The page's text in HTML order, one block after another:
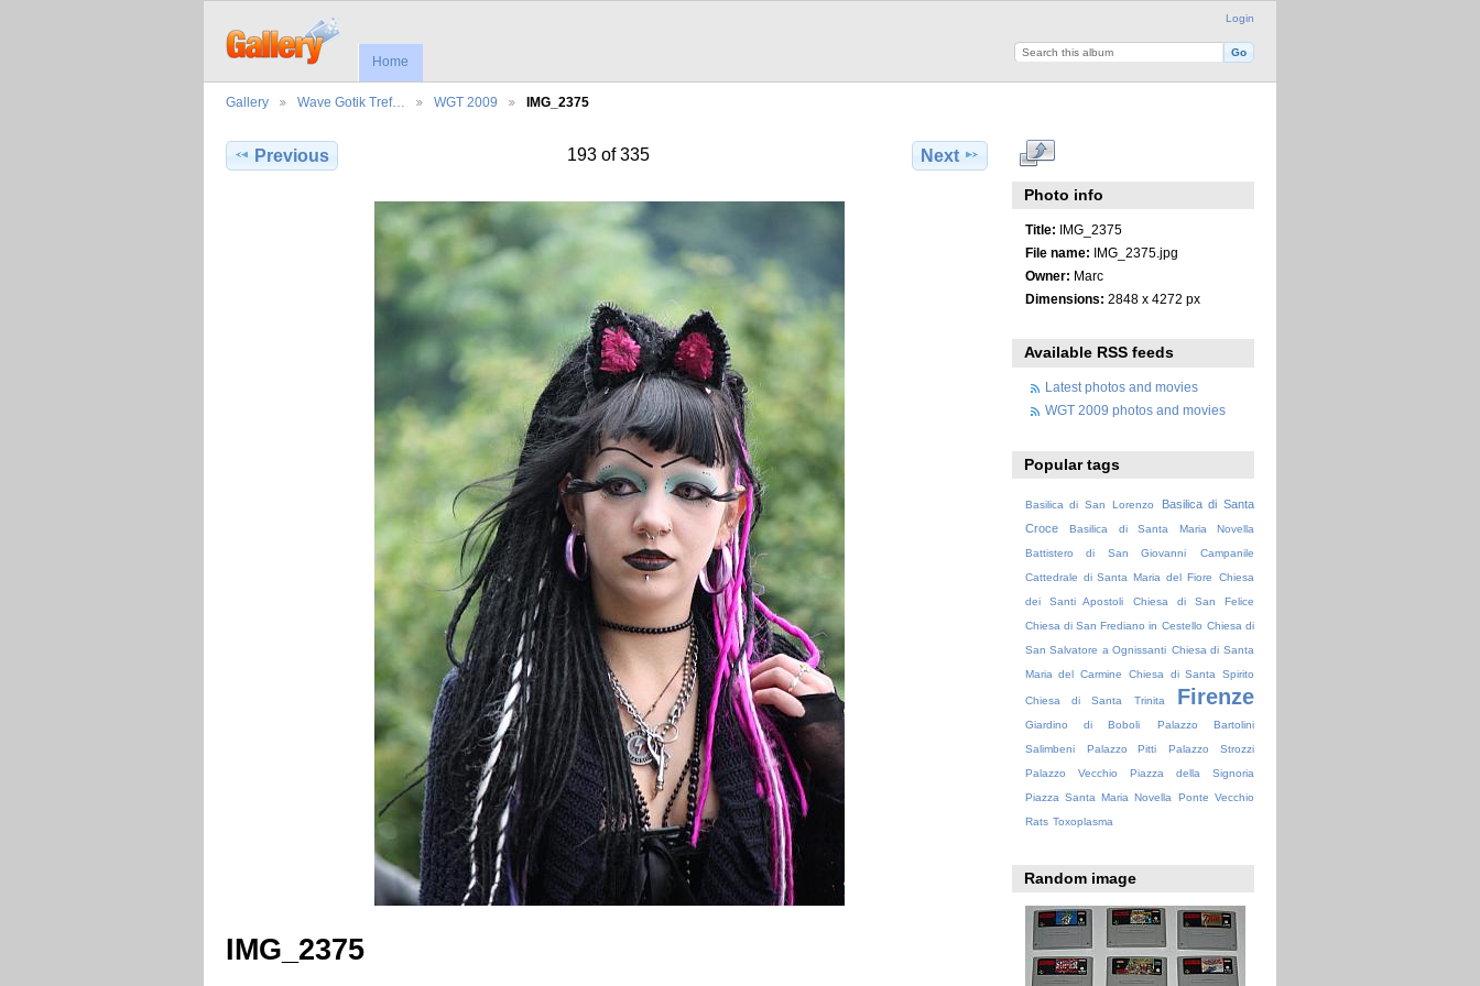
Login
Home
Gallery Wave Gotik Tref… WGT 2009 IMG_2375
Previous 193 of 335 Next
IMG_2375
Photo info
Title: IMG_2375
File name: IMG_2375.jpg
Owner: Marc
Dimensions: 2848 x 4272 px
Available RSS feeds
Latest photos and movies
WGT 2009 photos and movies
Popular tags
Basilica di San Lorenzo
Basilica di Santa
Croce
Basilica di Santa Maria Novella
Battistero di San Giovanni
Campanile
Cattedrale di Santa Maria del Fiore
Chiesa
dei Santi Apostoli
Chiesa di San Felice
Chiesa di San Frediano in Cestello Chiesa di
San Salvatore a Ognissanti Chiesa di Santa
Maria del Carmine
Chiesa di Santa Spirito
Chiesa di Santa Trinita Firenze
Giardino di Boboli
Palazzo Bartolini
Salimbeni
Palazzo Pitti
Palazzo Strozzi
Palazzo Vecchio
Piazza della Signoria
Piazza Santa Maria Novella
Ponte Vecchio
Rats Toxoplasma
Random image